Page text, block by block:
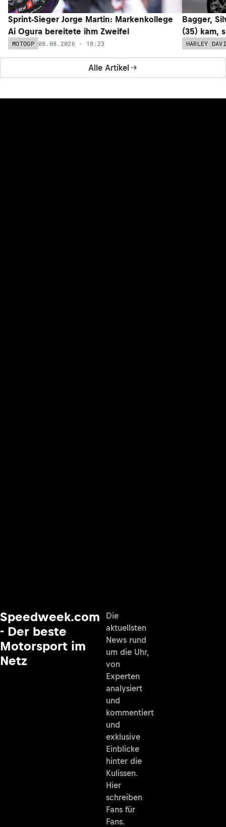
Alle Artikel
Sprint-Sieger Jorge Martin: Markenkollege
Ai Ogura bereitete ihm Zweifel
MOTOGP 08.08.2026 - 18:23
Bagger,
(35) kam,
HARLEY
Speedweek.com
- Der beste
Motorsport im
Netz
Die
aktuellsten
News rund
um die Uhr,
von
Experten
analysiert
und
kommentiert
und
exklusive
Einblicke
hinter die
Kulissen.
Hier
schreiben
Fans für
Fans.